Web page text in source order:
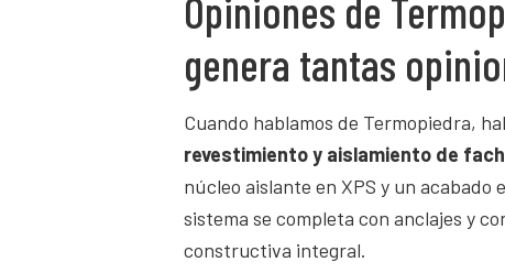
Opiniones de
genera tantas
Cuando hablamos de Termopiedra,
revestimiento y aislamiento de
núcleo aislante en XPS y un
sistema se completa con anclajes y
constructiva integral.